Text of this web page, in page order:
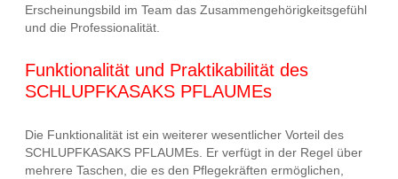
Erscheinungsbild im Team das Zusammengehörigkeitsgefühl
und die Professionalität.
Funktionalität und Praktikabilität des
SCHLUPFKASAKS PFLAUMEs
Die Funktionalität ist ein weiterer wesentlicher Vorteil des
SCHLUPFKASAKS PFLAUMEs. Er verfügt in der Regel über
mehrere Taschen, die es den Pflegekräften ermöglichen,